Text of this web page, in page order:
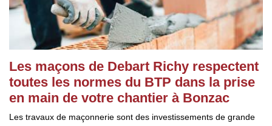
Les maçons de Debart Richy respectent
toutes les normes du BTP dans la prise
en main de votre chantier à Bonzac
Les travaux de maçonnerie sont des investissements de grande